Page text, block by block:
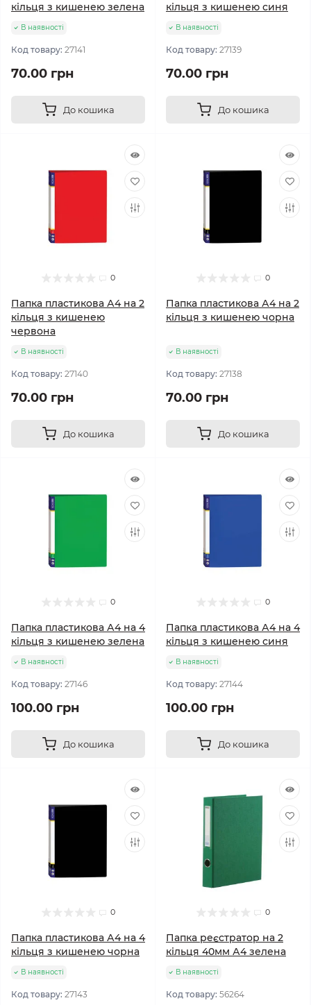
кільця з кишенею зелена
В наявності
Код товару: 27141
70.00 грн
До кошика
кільця з кишенею синя
В наявності
Код товару: 27139
70.00 грн
До кошика
0
Папка пластикова А4 на 2
кільця з кишенею
червона
В наявності
Код товару: 27140
70.00 грн
До кошика
0
Папка пластикова А4 на 2
кільця з кишенею чорна
В наявності
Код товару: 27138
70.00 грн
До кошика
0
Папка пластикова А4 на 4
кільця з кишенею зелена
В наявності
Код товару: 27146
100.00 грн
До кошика
0
Папка пластикова А4 на 4
кільця з кишенею синя
В наявності
Код товару: 27144
100.00 грн
До кошика
0
Папка пластикова А4 на 4
кільця з кишенею чорна
В наявності
Код товару: 27143
0
Папка реєстратор на 2
кільця 40мм А4 зелена
В наявності
Код товару: 56264